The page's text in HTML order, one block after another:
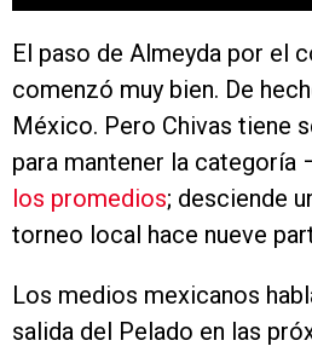
El paso de Almeyda por el
comenzó muy bien. De
México. Pero Chivas tiene
para mantener la categoría
los promedios; desciende
torneo local hace nueve
Los medios mexicanos
salida del Pelado en las